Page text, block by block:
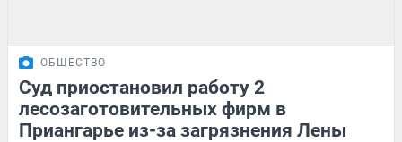
ОБЩЕСТВО
Суд приостановил работу 2
лесозаготовительных фирм в
Приангарье из-за загрязнения Лены